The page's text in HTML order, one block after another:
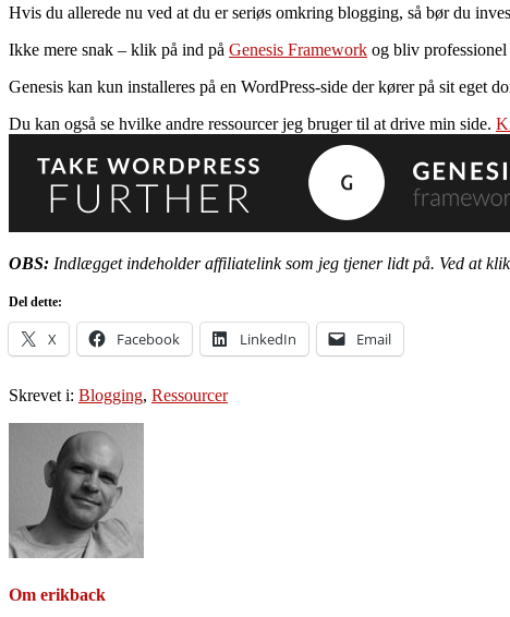
Hvis du allerede nu ved at du er seriøs omkring blogging, så bør du
Ikke mere snak – klik på ind på Genesis Framework og bliv professionel
Genesis kan kun installeres på en WordPress-side der kører på sit eget
Du kan også se hvilke andre ressourcer jeg bruger til at drive min side.
OBS: Indlægget indeholder affiliatelink som jeg tjener lidt på. Ved at
Del dette:
X Facebook LinkedIn Email
Skrevet i: Blogging, Ressourcer
Om erikback